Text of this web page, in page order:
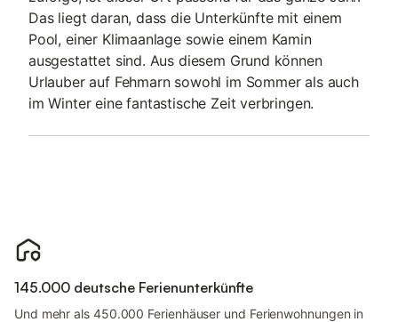
Das liegt daran, dass die Unterkünfte mit einem
Pool, einer Klimaanlage sowie einem Kamin
ausgestattet sind. Aus diesem Grund können
Urlauber auf Fehmarn sowohl im Sommer als auch
im Winter eine fantastische Zeit verbringen.
145.000 deutsche Ferienunterkünfte
Und mehr als 450.000 Ferienhäuser und Ferienwohnungen in